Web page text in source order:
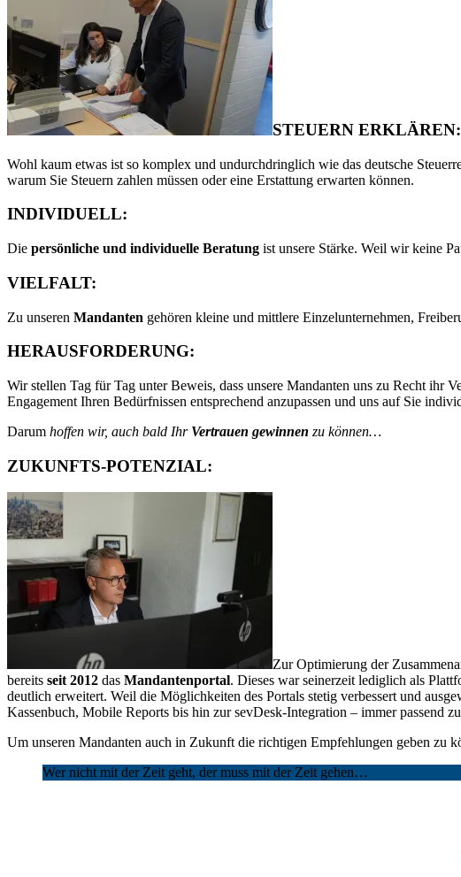
STEUERN ERKLÄREN:
Wohl kaum etwas ist so komplex und undurchdringlich wie das deutsche
warum Sie Steuern zahlen müssen oder eine Erstattung erwarten können.
INDIVIDUELL:
Die persönliche und individuelle Beratung ist unsere Stärke. Weil wir keine
VIELFALT:
Zu unseren Mandanten gehören kleine und mittlere Einzelunternehmen,
HERAUSFORDERUNG:
Wir stellen Tag für Tag unter Beweis, dass unsere Mandanten uns zu Recht ihr
Engagement Ihren Bedürfnissen entsprechend anzupassen und uns auf Sie
Darum hoffen wir, auch bald Ihr Vertrauen gewinnen zu können…
ZUKUNFTS-POTENZIAL:
Zur Optimierung der
bereits seit 2012 das Mandantenportal. Dieses war seinerzeit lediglich als
deutlich erweitert. Weil die Möglichkeiten des Portals stetig verbessert und
Kassenbuch, Mobile Reports bis hin zur sevDesk-Integration – immer passend
Um unseren Mandanten auch in Zukunft die richtigen Empfehlungen geben zu
Wer nicht mit der Zeit geht, der muss mit der Zeit gehen…